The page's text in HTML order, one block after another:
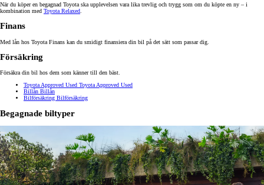
När du köper en begagnad Toyota ska upplevelsen vara lika trevlig och trygg som om du köpte en ny – i
kombination med Toyota Relaxed
Finans
Med lån hos Toyota Finans kan du smidigt finansiera din bil på det sätt som passar dig.
Försäkring
Försäkra din bil hos dem som känner till den bäst.
Toyota Approved Used Toyota Approved Used
Billån Billån
Bilförsäkring Bilförsäkring
Begagnade biltyper